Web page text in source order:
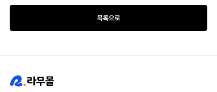
목록으로